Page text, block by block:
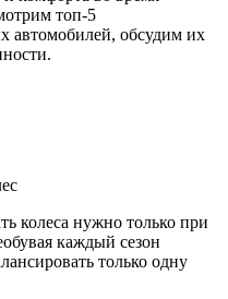
топ-5
автомобилей, обсудим их
колеса нужно только при
каждый сезон
только одну